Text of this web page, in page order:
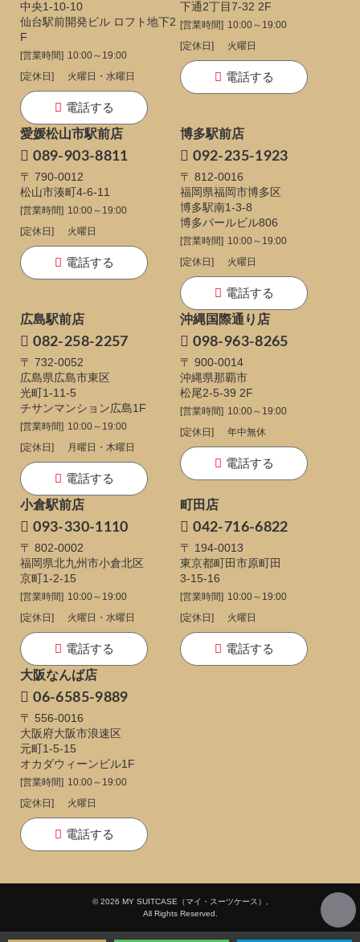
中央1-10-10
仙台駅前開発ビル ロフト地下2
F
[営業時間] 10:00～19:00
[定休日]
火曜日・水曜日
電話する
下通2丁目7-32 2F
[営業時間] 10:00～19:00
[定休日]
火曜日
電話する
愛媛松山市駅前店
089-903-8811
〒 790-0012
松山市湊町4-6-11
[営業時間] 10:00～19:00
[定休日]
火曜日
電話する
博多駅前店
092-235-1923
〒 812-0016
福岡県福岡市博多区
博多駅南1-3-8
博多パールビル806
[営業時間] 10:00～19:00
[定休日]
火曜日
電話する
広島駅前店
082-258-2257
〒 732-0052
広島県広島市東区
光町1-11-5
チサンマンション広島1F
[営業時間] 10:00～19:00
[定休日]
月曜日・木曜日
電話する
沖縄国際通り店
098-963-8265
〒 900-0014
沖縄県那覇市
松尾2-5-39 2F
[営業時間] 10:00～19:00
[定休日]
年中無休
電話する
小倉駅前店
093-330-1110
〒 802-0002
福岡県北九州市小倉北区
京町1-2-15
[営業時間] 10:00～19:00
[定休日]
火曜日・水曜日
電話する
町田店
042-716-6822
〒 194-0013
東京都町田市原町田
3-15-16
[営業時間] 10:00～19:00
[定休日]
火曜日
電話する
大阪なんば店
06-6585-9889
〒 556-0016
大阪府大阪市浪速区
元町1-5-15
オカダウィーンビル1F
[営業時間] 10:00～19:00
[定休日]
火曜日
電話する
© 2026 MY SUITCASE（マイ・スーツケース）,
All Rights Reserved.